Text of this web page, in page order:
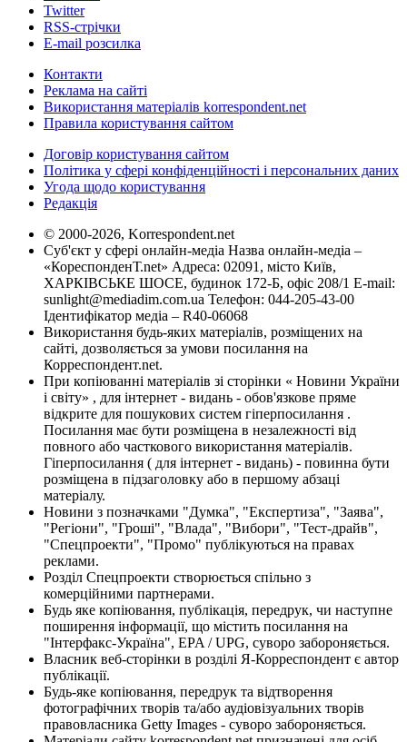
Twitter
RSS-стрічки
E-mail розсилка
Контакти
Реклама на сайті
Використання матеріалів korrespondent.net
Правила користування сайтом
Договір користування сайтом
Політика у сфері конфіденційності і персональних даних
Угода щодо користування
Редакція
© 2000-2026, Korrespondent.net
Суб'єкт у сфері онлайн-медіа Назва онлайн-медіа –
«КореспонденТ.net» Адреса: 02091, місто Київ,
ХАРКІВСЬКЕ ШОСЕ, будинок 172-Б, офіс 208/1 E-mail:
sunlight@mediadim.com.ua Телефон: 044-205-43-00
Ідентифікатор медіа – R40-06068
Використання будь-яких матеріалів, розміщених на
сайті, дозволяється за умови посилання на
Корреспондент.net.
При копіюванні матеріалів зі сторінки « Новини України
і світу» , для інтернет - видань - обов'язкове пряме
відкрите для пошукових систем гіперпосилання .
Посилання має бути розміщена в незалежності від
повного або часткового використання матеріалів.
Гіперпосилання ( для інтернет - видань) - повинна бути
розміщена в підзаголовку або в першому абзаці
матеріалу.
Новини з позначками "Думка", "Експертиза", "Заява",
"Регіони", "Гроші", "Влада", "Вибори", "Тест-драйв",
"Спецпроекти", "Промо" публікуються на правах
реклами.
Розділ Спецпроекти створюється спільно з
комерційними партнерами.
Будь яке копіювання, публікація, передрук, чи наступне
поширення інформації, що містить посилання на
"Інтерфакс-Україна", EPA / UPG, суворо забороняється.
Власник веб-сторінки в розділі Я-Корреспондент є автор
публікації.
Будь-яке копіювання, передрук та відтворення
фотографічних творів та/або аудіовізуальних творів
правовласника Getty Images - суворо забороняється.